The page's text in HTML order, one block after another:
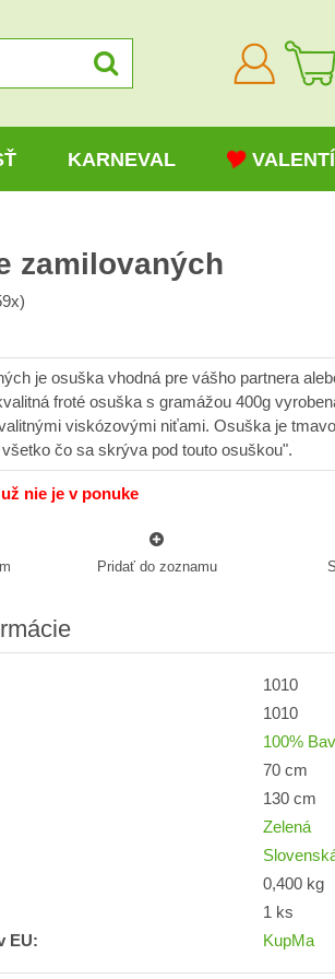
Prihlásiť
sa
KARNEVAL
zamilovaných
x)
je osuška vhodná pre vášho partnera
froté osuška s gramážou 400g
viskózovými niťami. Osuška je
čo sa skrýva pod touto osuškou".
nie je v ponuke
Pridať do zoznamu
1010
1010
100%
70 cm
130 cm
Zelená
0,400 kg
1 ks
EU:
KupMa